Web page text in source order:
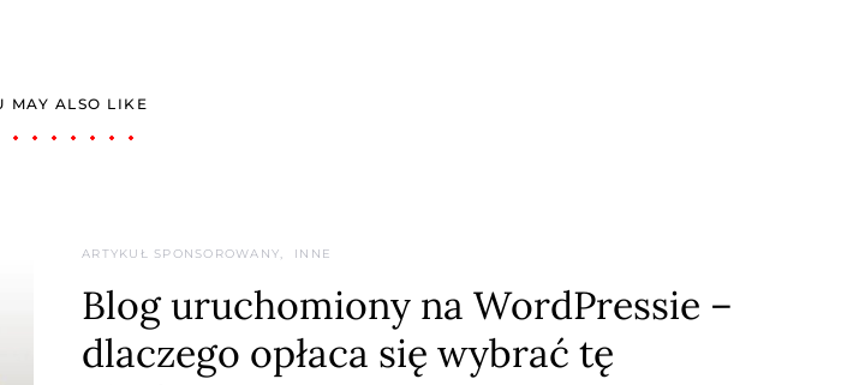
MAY ALSO LIKE
ARTYKUŁ SPONSOROWANY INNE
Blog uruchomiony na WordPressie –
dlaczego opłaca się wybrać tę